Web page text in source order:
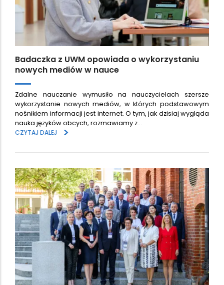
Badaczka z UWM opowiada o wykorzystaniu
nowych mediów w nauce
Zdalne nauczanie wymusiło na nauczycielach szersze
wykorzystanie nowych mediów, w których podstawowym
nośnikiem informacji jest internet. O tym, jak dzisiaj wygląda
nauka języków obcych, rozmawiamy z…
CZYTAJ DALEJ
>